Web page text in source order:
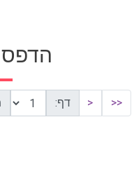
<<
< דף: